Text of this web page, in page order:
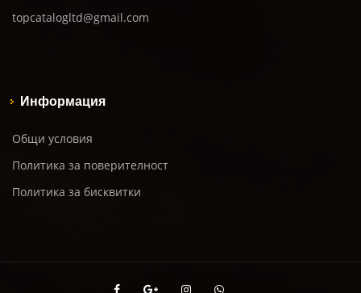
topcatalogltd@gmail.com
Информация
Общи условия
Политика за поверителност
Политика за бисквитки